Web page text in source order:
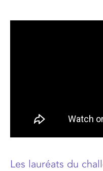
Les lauréats du